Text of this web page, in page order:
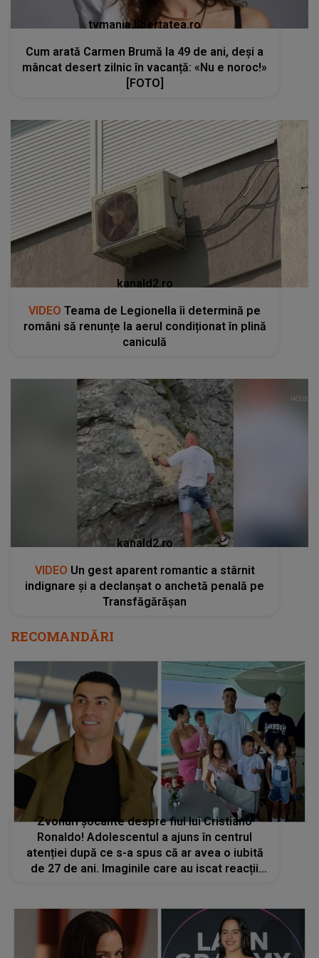
tvmania.libertatea.ro
Cum arată Carmen Brumă la 49 de ani, deși a
mâncat desert zilnic în vacanță: «Nu e noroc!»
[FOTO]
kanald2.ro
VIDEO Teama de Legionella îi determină pe
români să renunțe la aerul condiționat în plină
caniculă
kanald2.ro
VIDEO Un gest aparent romantic a stârnit
indignare și a declanșat o anchetă penală pe
Transfăgărășan
RECOMANDĂRI
Zvonuri șocante despre fiul lui Cristiano
Ronaldo! Adolescentul a ajuns în centrul
atenției după ce s-a spus că ar avea o iubită
de 27 de ani. Imaginile care au iscat reacții